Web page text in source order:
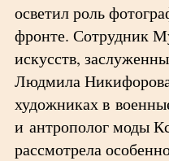
осветил роль
фронте. Сотрудник
искусств,
Людмила Никифорова
художниках в
и антрополог моды
рассмотрела